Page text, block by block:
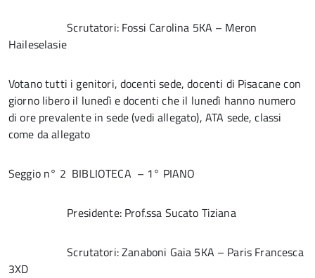
Scrutatori: Fossi Carolina 5KA – Meron
Haileselasie
Votano tutti i genitori, docenti sede, docenti di Pisacane con
giorno libero il lunedì e docenti che il lunedì hanno numero
di ore prevalente in sede (vedi allegato), ATA sede, classi
come da allegato
Seggio n° 2 BIBLIOTECA – 1° PIANO
Presidente: Prof.ssa Sucato Tiziana
Scrutatori: Zanaboni Gaia 5KA – Paris Francesca
3XD